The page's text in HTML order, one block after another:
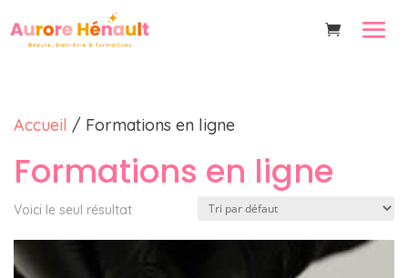
Accueil / Formations en ligne
Formations en ligne
Voici le seul résultat